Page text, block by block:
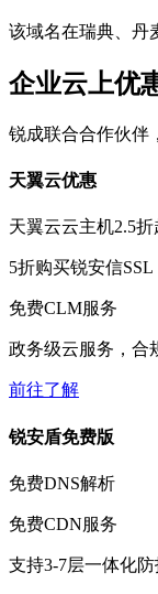
该域名在瑞典、丹
企业云上优
锐成联合合作伙伴
天翼云优惠
天翼云云主机2.5折
5折购买锐安信SSL
免费CLM服务
政务级云服务，合
前往了解
锐安盾免费版
免费DNS解析
免费CDN服务
支持3-7层一体化防